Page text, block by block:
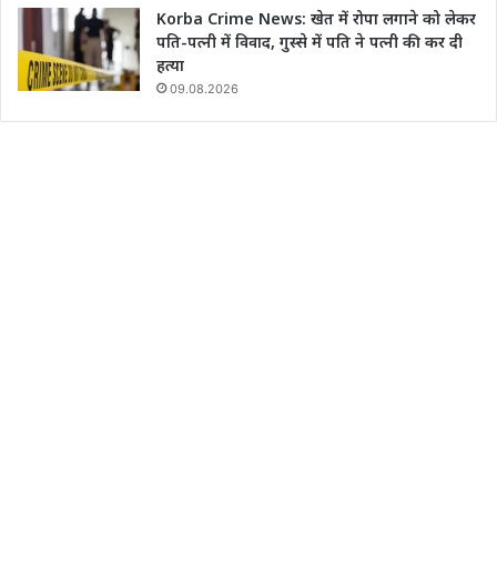
Korba Crime News: खेत में रोपा लगाने को लेकर
पति-पत्नी में विवाद, गुस्से में पति ने पत्नी की कर दी
हत्या
09.08.2026